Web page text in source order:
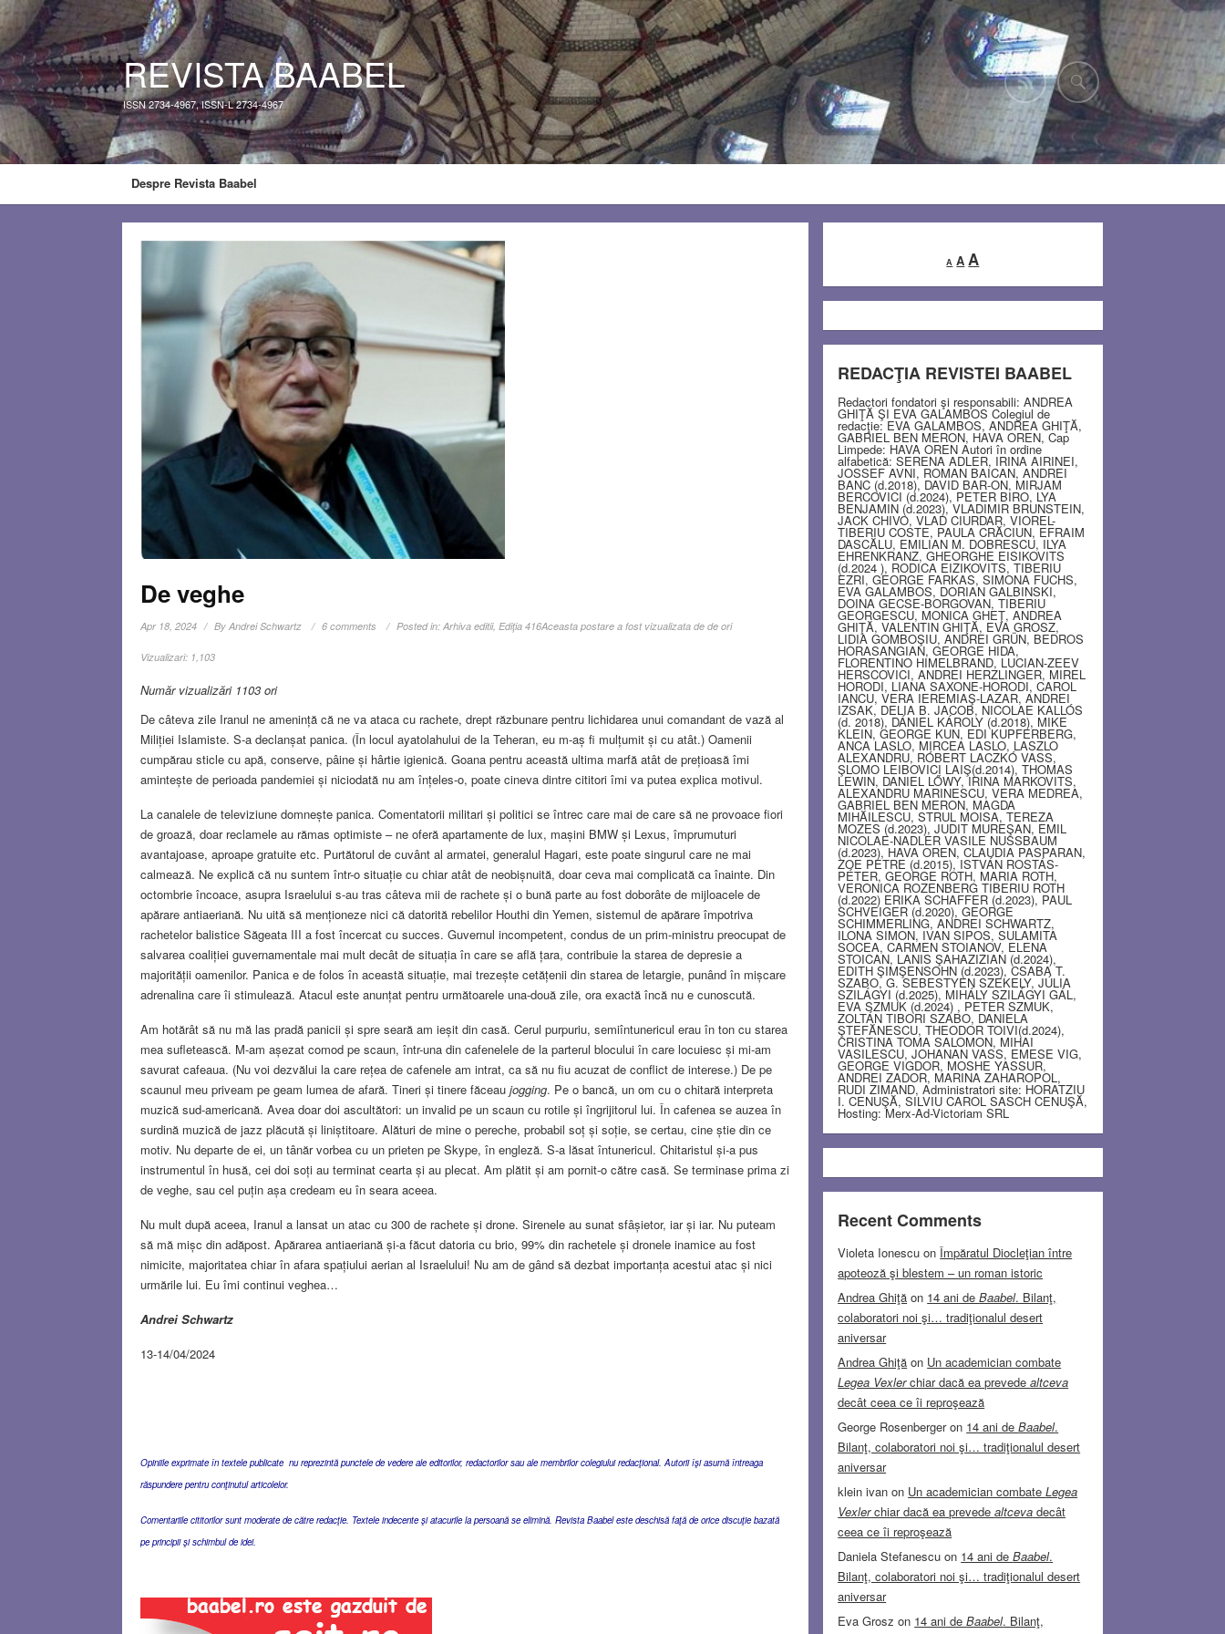
REVISTA BAABEL
ISSN 2734-4967, ISSN-L 2734-4967
Despre Revista Baabel
De veghe
Apr 18, 2024 ByAndrei Schwartz 6 comments Posted in:Arhiva editii,Ediţia 416Aceasta postare a fost vizualizata de de ori
Vizualizari: 1,103
Număr vizualizări 1103 ori
De câteva zile Iranul ne amenință că ne va ataca cu rachete, drept răzbunare pentru lichidarea unui comandant de vază al
Miliției Islamiste. S-a declanșat panica. (În locul ayatolahului de la Teheran, eu m-aș fi mulțumit și cu atât.) Oamenii
cumpărau sticle cu apă, conserve, pâine și hârtie igienică. Goana pentru această ultima marfă atât de prețioasă îmi
amintește de perioada pandemiei și niciodată nu am înțeles-o, poate cineva dintre cititori îmi va putea explica motivul.
La canalele de televiziune domnește panica. Comentatorii militari și politici se întrec care mai de care să ne provoace fiori
de groază, doar reclamele au rămas optimiste – ne oferă apartamente de lux, mașini BMW și Lexus, împrumuturi
avantajoase, aproape gratuite etc. Purtătorul de cuvânt al armatei, generalul Hagari, este poate singurul care ne mai
calmează. Ne explică că nu suntem într-o situație cu chiar atât de neobișnuită, doar ceva mai complicată ca înainte. Din
octombrie încoace, asupra Israelului s-au tras câteva mii de rachete și o bună parte au fost doborâte de mijloacele de
apărare antiaeriană. Nu uită să menționeze nici că datorită rebelilor Houthi din Yemen, sistemul de apărare împotriva
rachetelor balistice Săgeata III a fost încercat cu succes. Guvernul incompetent, condus de un prim-ministru preocupat de
salvarea coaliției guvernamentale mai mult decât de situația în care se află țara, contribuie la starea de depresie a
majorității oamenilor. Panica e de folos în această situație, mai trezește cetățenii din starea de letargie, punând în mișcare
adrenalina care îi stimulează. Atacul este anunțat pentru următoarele una-două zile, ora exactă încă nu e cunoscută.
Am hotărât să nu mă las pradă panicii și spre seară am ieșit din casă. Cerul purpuriu, semiîntunericul erau în ton cu starea
mea sufletească. M-am așezat comod pe scaun, într-una din cafenelele de la parterul blocului în care locuiesc și mi-am
savurat cafeaua. (Nu voi dezvălui la care rețea de cafenele am intrat, ca să nu fiu acuzat de conflict de interese.) De pe
scaunul meu priveam pe geam lumea de afară. Tineri și tinere făceaujogging. Pe o bancă, un om cu o chitară interpreta
muzică sud-americană. Avea doar doi ascultători: un invalid pe un scaun cu rotile și îngrijitorul lui. În cafenea se auzea în
surdină muzică de jazz plăcută și liniștitoare. Alături de mine o pereche, probabil soț și soție, se certau, cine știe din ce
motiv. Nu departe de ei, un tânăr vorbea cu un prieten pe Skype, în engleză. S-a lăsat întunericul. Chitaristul și-a pus
instrumentul în husă, cei doi soți au terminat cearta și au plecat. Am plătit și am pornit-o către casă. Se terminase prima zi
de veghe, sau cel puțin așa credeam eu în seara aceea.
Nu mult după aceea, Iranul a lansat un atac cu 300 de rachete și drone. Sirenele au sunat sfâșietor, iar și iar. Nu puteam
să mă mișc din adăpost. Apărarea antiaeriană și-a făcut datoria cu brio, 99% din rachetele și dronele inamice au fost
nimicite, majoritatea chiar în afara spațiului aerian al Israelului! Nu am de gând să dezbat importanța acestui atac și nici
urmările lui. Eu îmi continui veghea…
Andrei Schwartz
13-14/04/2024
Opiniile exprimate în textele publicate nu reprezintă punctele de vedere ale editorilor, redactorilor sau ale membrilor colegiului redacţional. Autorii îşi asumă întreaga
răspundere pentru conţinutul articolelor.
Comentariile cititorilor sunt moderate de către redacţie. Textele indecente şi atacurile la persoană se elimină. Revista Baabel este deschisă faţă de orice discuţie bazată
pe principii şi schimbul de idei.
A
Decrease
font
A Reset
AIncrease
font
REDACŢIA REVISTEI BAABEL
Redactori fondatori şi responsabili: ANDREA
GHIŢĂ ŞI EVA GALAMBOS Colegiul de
redacţie: EVA GALAMBOS, ANDREA GHIŢĂ,
GABRIEL BEN MERON, HAVA OREN, Cap
Limpede: HAVA OREN Autori în ordine
alfabetică: SERENA ADLER, IRINA AIRINEI,
JOSSEF AVNI, ROMAN BAICAN, ANDREI
BANC (d.2018), DAVID BAR-ON, MIRJAM
BERCOVICI (d.2024), PETER BIRO, LYA
BENJAMIN (d.2023), VLADIMIR BRUNSTEIN,
JACK CHIVO, VLAD CIURDAR, VIOREL-
TIBERIU COSTE, PAULA CRĂCIUN, EFRAIM
DASCĂLU, EMILIAN M. DOBRESCU, ILYA
EHRENKRANZ, GHEORGHE EISIKOVITS
(d.2024 ), RODICA EIZIKOVITS, TIBERIU
EZRI, GEORGE FARKAS, SIMONA FUCHS,
EVA GALAMBOS, DORIAN GALBINSKI,
DOINA GECSE-BORGOVAN, TIBERIU
GEORGESCU, MONICA GHEŢ, ANDREA
GHIŢĂ, VALENTIN GHIŢĂ, EVA GROSZ,
LIDIA GOMBOŞIU, ANDREI GRÜN, BEDROS
HORASANGIAN, GEORGE HIDA,
FLORENTINO HIMELBRAND, LUCIAN-ZEEV
HERSCOVICI, ANDREI HERZLINGER, MIREL
HORODI, LIANA SAXONE-HORODI, CAROL
IANCU, VERA IEREMIAŞ-LAZAR, ANDREI
IZSAK, DELIA B. JACOB, NICOLAE KALLÓS
(d. 2018), DÁNIEL KÁROLY (d.2018), MIKE
KLEIN, GEORGE KUN, EDI KUPFERBERG,
ANCA LASLO, MIRCEA LASLO, LASZLO
ALEXANDRU, RÓBERT LACZKÓ VASS,
ŞLOMO LEIBOVICI LAIŞ(d.2014), THOMAS
LEWIN, DANIEL LŐWY, IRINA MARKOVITS,
ALEXANDRU MARINESCU, VERA MEDREA,
GABRIEL BEN MERON, MAGDA
MIHĂILESCU, STRUL MOISA, TEREZA
MOZES (d.2023), JUDIT MUREŞAN, EMIL
NICOLAE-NADLER VASILE NUSSBAUM
(d.2023), HAVA OREN, CLAUDIA PASPARAN,
ZOE PETRE (d.2015), ISTVÁN ROSTÁS-
PÉTER, GEORGE ROTH, MARIA ROTH,
VERONICA ROZENBERG TIBERIU ROTH
(d.2022) ERIKA SCHAFFER (d.2023), PAUL
SCHVEIGER (d.2020), GEORGE
SCHIMMERLING, ANDREI SCHWARTZ,
ILONA SIMON, IVAN SIPOS, SULAMITA
SOCEA, CARMEN STOIANOV, ELENA
STOICAN, LANIS ŞAHAZIZIAN (d.2024),
EDITH ŞIMŞENSOHN (d.2023), CSABA T.
SZABO, G. SEBESTYEN SZEKELY, JÚLIA
SZILÁGYI (d.2025), MIHÁLY SZILÁGYI GÁL,
EVA SZMUK (d.2024) , PETER SZMUK,
ZOLTÁN TIBORI SZABO, DANIELA
ŞTEFĂNESCU, THEODOR TOIVI(d.2024),
CRISTINA TOMA SALOMON, MIHAI
VASILESCU, JOHANAN VASS, EMESE VIG,
GEORGE VIGDOR, MOSHE YASSUR,
ANDREI ZADOR, MARINA ZAHAROPOL,
RUDI ZIMAND, Administratori site: HORATZIU
I. CENUŞĂ, SILVIU CAROL SASCH CENUŞĂ,
Hosting: Merx-Ad-Victoriam SRL
Recent Comments
Violeta Ionescu onÎmpăratul Diocleţian între
apoteoză şi blestem – un roman istoric
Andrea Ghiţă on 14 ani deBaabel. Bilanţ,
colaboratori noi şi… tradiţionalul desert
aniversar
Andrea Ghiţă on Un academician combate
Legea Vexlerchiar dacă ea prevedealtceva
decât ceea ce îi reproşează
George Rosenbergeron 14 ani deBaabel.
Bilanţ, colaboratori noi şi… tradiţionalul desert
aniversar
klein ivan on Un academician combateLegea
Vexlerchiar dacă ea prevedealtceva decât
ceea ce îi reproşează
Daniela Stefanescu on 14 ani deBaabel.
Bilanţ, colaboratori noi şi… tradiţionalul desert
aniversar
Eva Grosz on 14 ani deBaabel. Bilanţ,